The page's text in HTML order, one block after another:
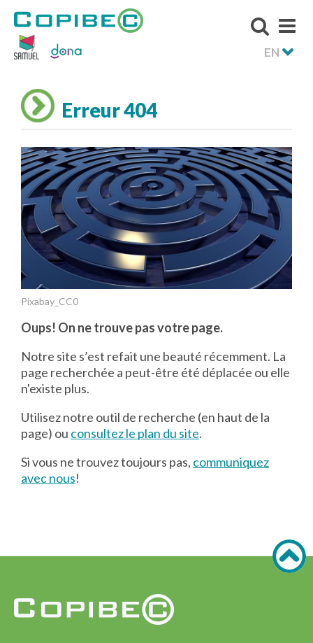
EN
Erreur 404
Pixabay_CC0
Oups! On ne trouve pas votre page.
Notre site s’est refait une beauté récemment. La
page recherchée a peut-être été déplacée ou elle
n'existe plus.
Utilisez notre outil de recherche (en haut de la
page) ou consultez le plan du site.
Si vous ne trouvez toujours pas, communiquez
avec nous!